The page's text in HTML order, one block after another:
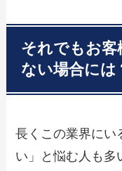
それでもお客
ない場合には
長くこの業界にい
い」と悩む人も多